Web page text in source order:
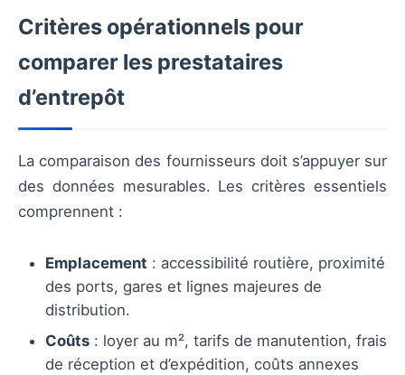
Critères opérationnels pour
comparer les prestataires
d’entrepôt
La comparaison des fournisseurs doit s’appuyer sur
des données mesurables. Les critères essentiels
comprennent :
Emplacement : accessibilité routière, proximité
des ports, gares et lignes majeures de
distribution.
Coûts : loyer au m², tarifs de manutention, frais
de réception et d’expédition, coûts annexes